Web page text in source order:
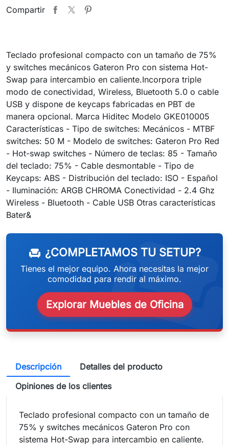
Compartir
Teclado profesional compacto con un tamaño de 75%
y switches mecánicos Gateron Pro con sistema Hot-
Swap para intercambio en caliente.Incorpora triple
modo de conectividad, Wireless, Bluetooth 5.0 o cable
USB y dispone de keycaps fabricadas en PBT de
manera opcional. Marca Hiditec Modelo GKE010005
Características - Tipo de switches: Mecánicos - MTBF
switches: 50 M - Modelo de switches: Gateron Pro Red
- Hot-swap switches - Número de teclas: 85 - Tamaño
del teclado: 75% - Cable desmontable - Tipo de
Keycaps: ABS - Distribución del teclado: ISO - Español
- Iluminación: ARGB CHROMA Conectividad - 2.4 Ghz
Wireless - Bluetooth - Cable USB Otras características
Bater&
chair ¿COMPLETAMOS TU SETUP?
Tienes el mejor equipo. Ahora necesitas la mejor
comodidad para rendir al máximo.
Explorar Muebles de Oficina
Descripción
Detalles del producto
Opiniones de los clientes
Teclado profesional compacto con un tamaño de
75% y switches mecánicos Gateron Pro con
sistema Hot-Swap para intercambio en caliente.